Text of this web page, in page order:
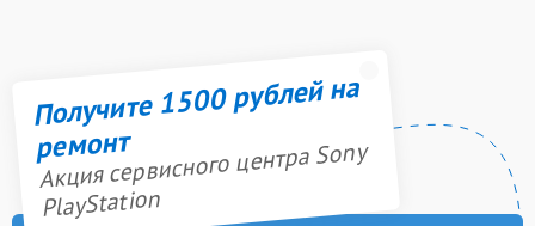
Получите 1500 рублей на
ремонт
Акция сервисного центра Sony
PlayStation